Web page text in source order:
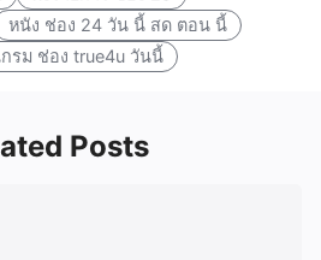
หนัง ช่อง 24 วัน นี้ สด ตอน นี้
รม ช่อง true4u วันนี้
Posts